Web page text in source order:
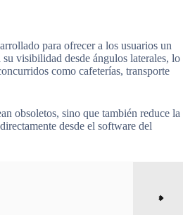
para ofrecer a los usuarios un
visibilidad desde ángulos laterales, lo
como cafeterías, transporte
obsoletos, sino que también reduce la
desde el software del